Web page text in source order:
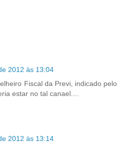
2012 às 13:04
Fiscal da Previ, indicado pelo
estar no tal canael....
2012 às 13:14